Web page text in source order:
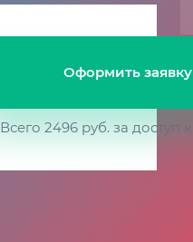
Оформить заявку
Всего 2496 руб. за доступ